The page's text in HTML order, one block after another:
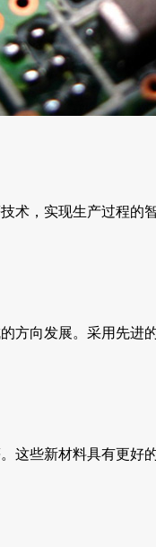
术，实现生产过程
方向发展。采用先
这些新材料具有更